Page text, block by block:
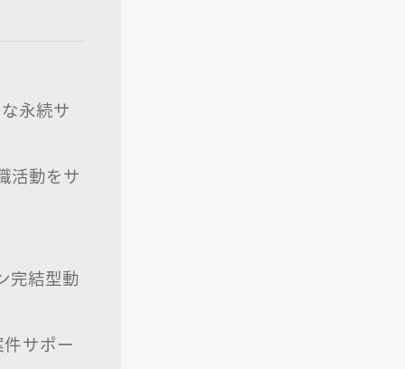
永続サ
活動をサ
完結型動
サポー